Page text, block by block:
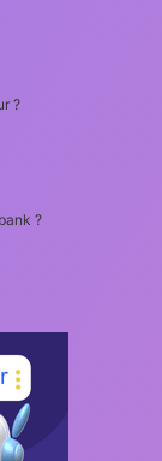
?
?